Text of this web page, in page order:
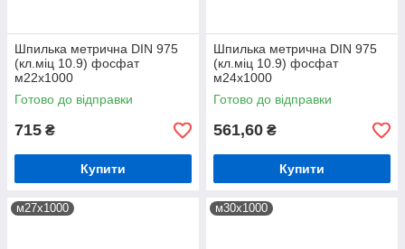
Шпилька метрична DIN 975
(кл.міц 10.9) фосфат
м22х1000
Готово до відправки
715 ₴
Купити
Шпилька метрична DIN 975
(кл.міц 10.9) фосфат
м24х1000
Готово до відправки
561,60 ₴
Купити
м27х1000 м30х1000